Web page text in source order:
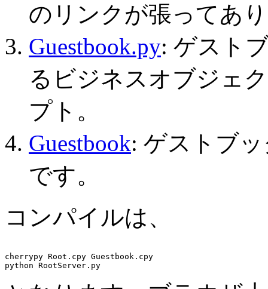
のリンクが張ってあ
Guestbook.py: ゲスト
るビジネスオブジェ
プト。
Guestbook: ゲストブ
です。
コンパイルは、
cherrypy Root.cpy Guestbook.cpy